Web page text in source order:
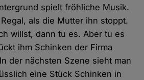
spielt fröhliche Musik.
als die Mutter ihn stoppt.
willst, dann tu es. Aber tu es
ihm Schinken der Firma
der nächsten Szene sieht man
eine Stück Schinken in